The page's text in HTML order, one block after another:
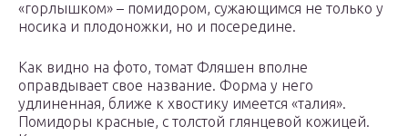
«горлышком» – помидором, сужающимся не только у
носика и плодоножки, но и посередине.
Как видно на фото, томат Фляшен вполне
оправдывает свое название. Форма у него
удлиненная, ближе к хвостику имеется «талия».
Помидоры красные, с толстой глянцевой кожицей.